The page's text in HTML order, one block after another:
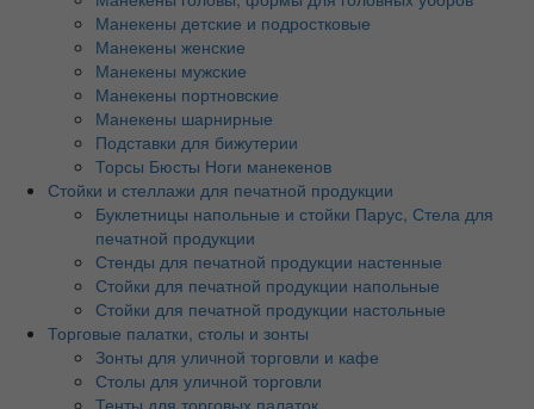
Манекены детские и подростковые
Манекены женские
Манекены мужские
Манекены портновские
Манекены шарнирные
Подставки для бижутерии
Торсы Бюсты Ноги манекенов
Стойки и стеллажи для печатной продукции
Буклетницы напольные и стойки Парус, Стела для
печатной продукции
Стенды для печатной продукции настенные
Стойки для печатной продукции напольные
Стойки для печатной продукции настольные
Торговые палатки, столы и зонты
Зонты для уличной торговли и кафе
Столы для уличной торговли
Тенты для торговых палаток